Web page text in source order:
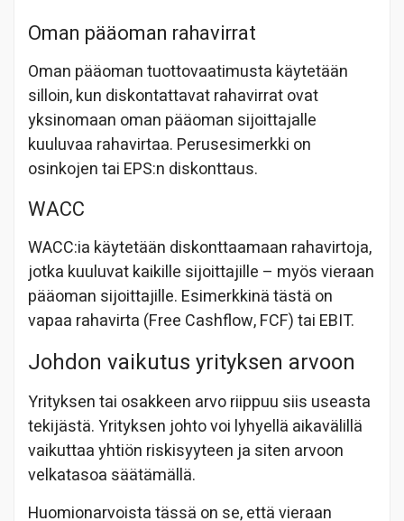
Oman pääoman rahavirrat
Oman pääoman tuottovaatimusta käytetään
silloin, kun diskontattavat rahavirrat ovat
yksinomaan oman pääoman sijoittajalle
kuuluvaa rahavirtaa. Perusesimerkki on
osinkojen tai EPS:n diskonttaus.
WACC
WACC:ia käytetään diskonttaamaan rahavirtoja,
jotka kuuluvat kaikille sijoittajille – myös vieraan
pääoman sijoittajille. Esimerkkinä tästä on
vapaa rahavirta (Free Cashflow, FCF) tai EBIT.
Johdon vaikutus yrityksen arvoon
Yrityksen tai osakkeen arvo riippuu siis useasta
tekijästä. Yrityksen johto voi lyhyellä aikavälillä
vaikuttaa yhtiön riskisyyteen ja siten arvoon
velkatasoa säätämällä.
Huomionarvoista tässä on se, että vieraan